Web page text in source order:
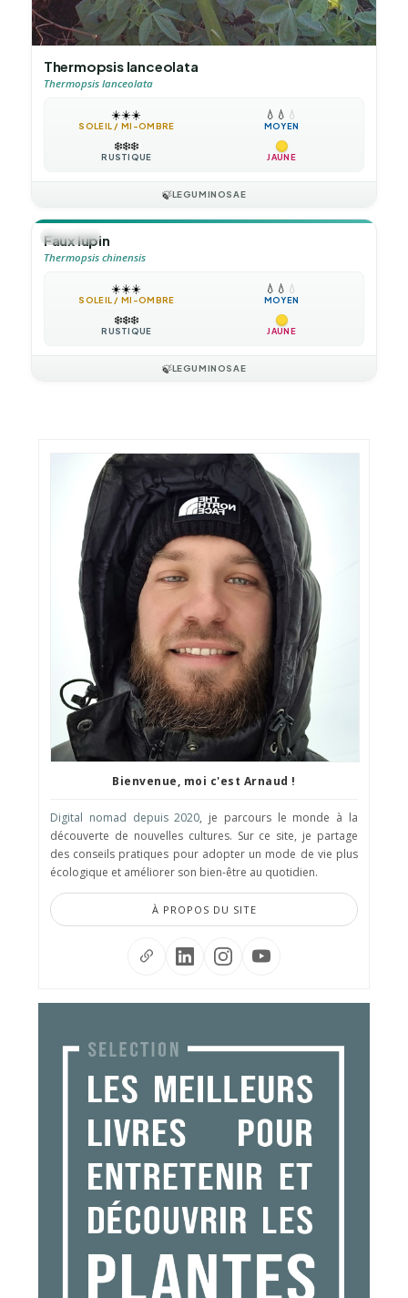
Thermopsis lanceolata
Thermopsis lanceolata
☀️☀️☀️
SOLEIL / MI-OMBRE
💧 💧 💧
MOYEN
❄️❄️❄️
RUSTIQUE JAUNE
🍃LEGUMINOSAE
🪴VIVACE
Faux lupin
Thermopsis chinensis
☀️☀️☀️
SOLEIL / MI-OMBRE
💧 💧 💧
MOYEN
❄️❄️❄️
RUSTIQUE JAUNE
🍃LEGUMINOSAE
Bienvenue, moi c'est Arnaud !
Digital nomad depuis 2020, je parcours le monde à la
découverte de nouvelles cultures. Sur ce site, je partage
des conseils pratiques pour adopter un mode de vie plus
écologique et améliorer son bien-être au quotidien.
À PROPOS DU SITE